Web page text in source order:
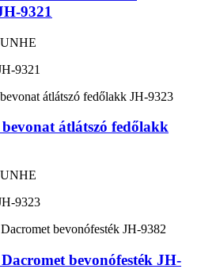
9321
9321
átlátszó fedőlakk
9323
bevonófesték JH-